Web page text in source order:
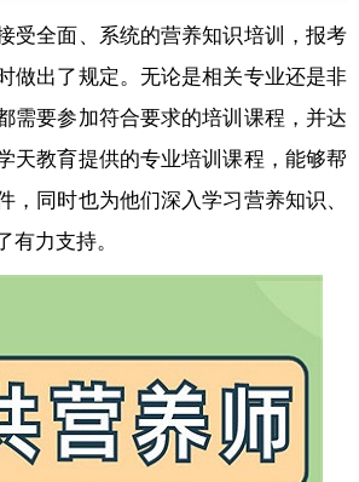
受全面、系统的营养知识培训，报考
做出了规定。无论是相关专业还是非
需要参加符合要求的培训课程，并达
天教育提供的专业培训课程，能够帮
，同时也为他们深入学习营养知识、
有力支持。